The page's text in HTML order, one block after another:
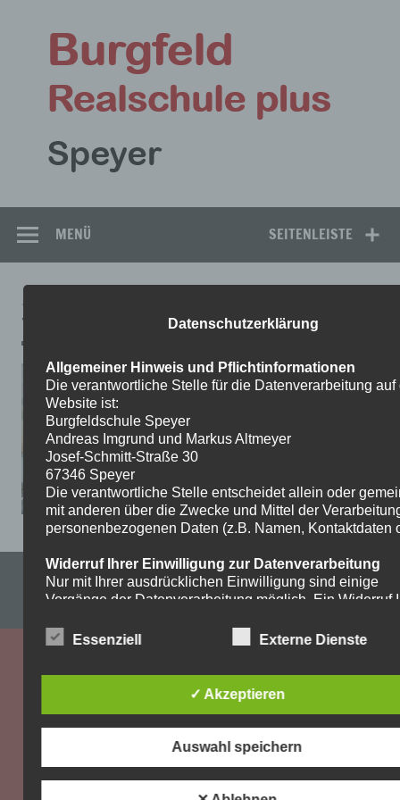
springen
SEITENLEISTE
MENÜ
3
Impressum & Datenschutzerklärung
Datenschutzerklärung
Allgemeiner Hinweis und Pflichtinformationen
Die verantwortliche Stelle für die Datenverarbeitung auf
Website ist:
Burgfeldschule Speyer
Andreas Imgrund und Markus Altmeyer
Josef-Schmitt-Straße 30
67346 Speyer
Die verantwortliche Stelle entscheidet allein oder
mit anderen über die Zwecke und Mittel der
personenbezogenen Daten (z.B. Namen, Kontaktdaten
Widerruf Ihrer Einwilligung zur Datenverarbeitung
Nur mit Ihrer ausdrücklichen Einwilligung sind einige
Vorgänge der Datenverarbeitung möglich. Ein Widerruf
Widerruf genügt eine formlose Mitteilung per E-Mail. Die
Recht auf Beschwerde bei der zuständigen
Aufsichtsbehörde
Als Betroffener steht Ihnen im Falle eines
der zuständigen Aufsichtsbehörde zu. Zuständige
Aufsichtsbehörde bezüglich datenschutzrechtlicher
Essenziell Externe Dienste
✓ Akzeptieren
Auswahl speichern